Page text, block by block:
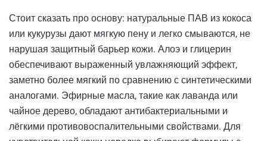
Стоит сказать про основу: натуральные ПАВ из кокоса
или кукурузы дают мягкую пену и легко смываются, не
нарушая защитный барьер кожи. Алоэ и глицерин
обеспечивают выраженный увлажняющий эффект,
заметно более мягкий по сравнению с синтетическими
аналогами. Эфирные масла, такие как лаванда или
чайное дерево, обладают антибактериальными и
лёгкими противовоспалительными свойствами. Для